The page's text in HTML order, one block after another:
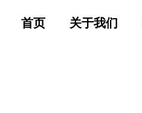
首页 关于我们